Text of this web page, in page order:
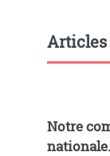
Articles
Notre